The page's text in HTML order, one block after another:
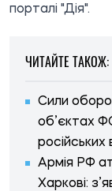
порталі "Дія".
ЧИТАЙТЕ ТАКОЖ:
Сили
об’єктах
російських
Армія РФ
Харкові: